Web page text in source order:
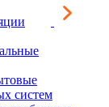
систем